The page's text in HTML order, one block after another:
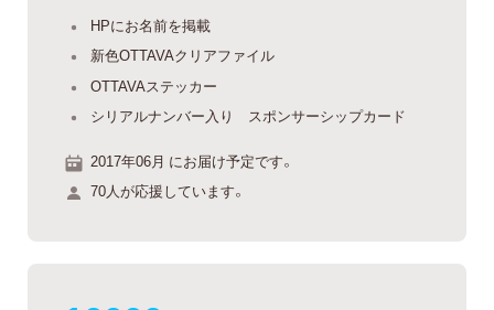
HPにお名前を掲載
新色OTTAVAクリアファイル
OTTAVAステッカー
シリアルナンバー入り スポンサーシップカード
2017年06月 にお届け予定です。
70人が応援しています。